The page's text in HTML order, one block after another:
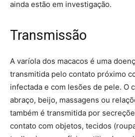
ainda estão em investigação.
Transmissão
A varíola dos macacos é uma
transmitida pelo contato próximo
infectada e com lesões de pele. O
abraço, beijo, massagens ou
também é transmitida por
contato com objetos, tecidos